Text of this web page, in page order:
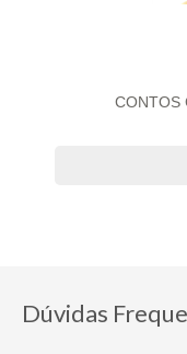
CONTOS
Dúvidas